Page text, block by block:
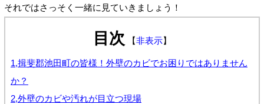
それではさっそく一緒に見ていきましょう！
目次 【非表示】
1,揖斐郡池田町の皆様！外壁のカビでお困りではありません
か？
2,外壁のカビや汚れが目立つ現場